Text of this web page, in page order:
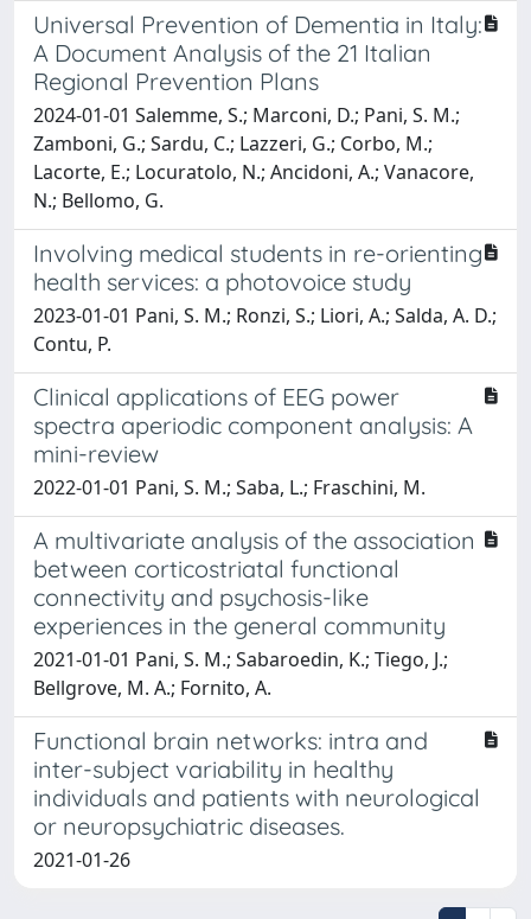
Universal Prevention of Dementia in Italy:
A Document Analysis of the 21 Italian
Regional Prevention Plans
2024-01-01 Salemme, S.; Marconi, D.; Pani, S. M.;
Zamboni, G.; Sardu, C.; Lazzeri, G.; Corbo, M.;
Lacorte, E.; Locuratolo, N.; Ancidoni, A.; Vanacore,
N.; Bellomo, G.
Involving medical students in re-orienting
health services: a photovoice study
2023-01-01 Pani, S. M.; Ronzi, S.; Liori, A.; Salda, A. D.;
Contu, P.
Clinical applications of EEG power
spectra aperiodic component analysis: A
mini-review
2022-01-01 Pani, S. M.; Saba, L.; Fraschini, M.
A multivariate analysis of the association
between corticostriatal functional
connectivity and psychosis-like
experiences in the general community
2021-01-01 Pani, S. M.; Sabaroedin, K.; Tiego, J.;
Bellgrove, M. A.; Fornito, A.
Functional brain networks: intra and
inter-subject variability in healthy
individuals and patients with neurological
or neuropsychiatric diseases.
2021-01-26